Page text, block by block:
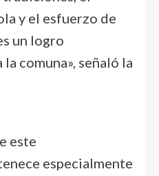
y el esfuerzo de
un logro
comuna», señaló la
este
especialmente